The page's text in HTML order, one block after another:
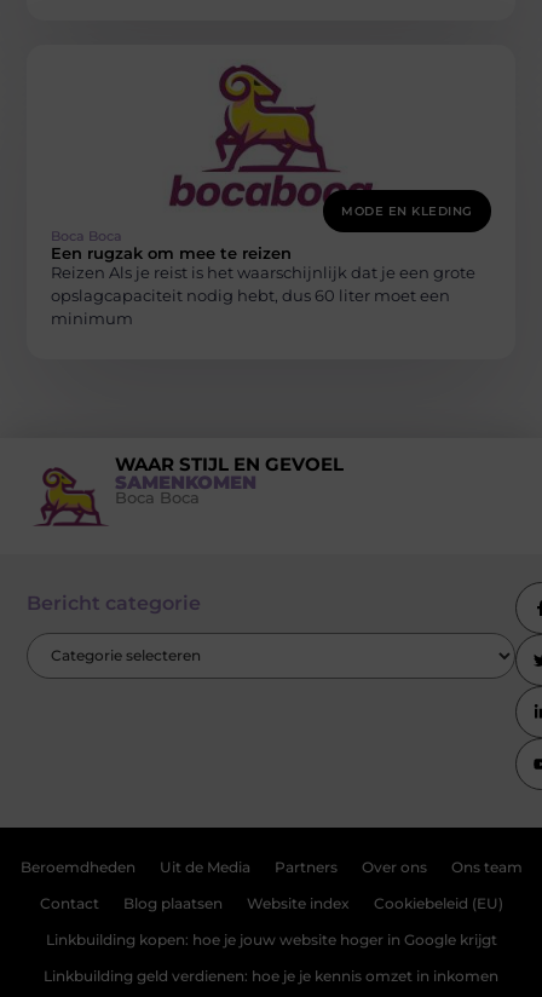
MODE EN KLEDING
Boca Boca
Een rugzak om mee te reizen
Reizen Als je reist is het waarschijnlijk dat je een grote
opslagcapaciteit nodig hebt, dus 60 liter moet een
minimum
WAAR STIJL EN GEVOEL
SAMENKOMEN
Boca Boca
Bericht categorie
Beroemdheden Uit de Media Partners Over ons Ons team
Contact Blog plaatsen Website index Cookiebeleid (EU)
Linkbuilding kopen: hoe je jouw website hoger in Google krijgt
Linkbuilding geld verdienen: hoe je je kennis omzet in inkomen